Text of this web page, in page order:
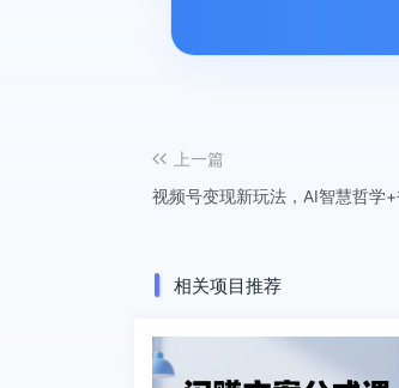
上一篇
视频号变现新玩法，AI智慧哲学
相关项目推荐